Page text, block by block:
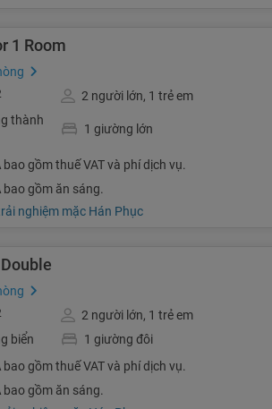
1 Room
2 người lớn, 1 trẻ em
thành
1 giường lớn
bao gồm thuế VAT và phí dịch vụ.
bao gồm ăn sáng.
nghiệm mặc Hán Phục
2 người lớn, 1 trẻ em
biển
1 giường đôi
bao gồm thuế VAT và phí dịch vụ.
bao gồm ăn sáng.